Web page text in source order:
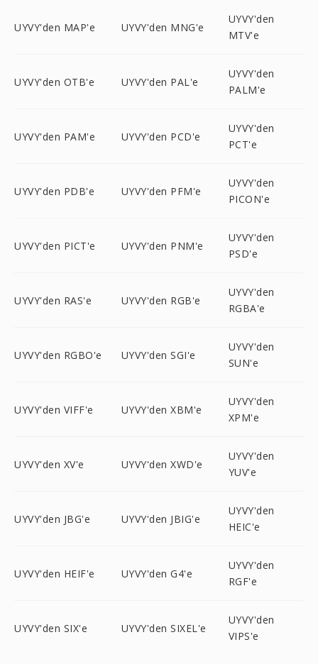
UYVY'den MAP'e UYVY'den MNG'e
UYVY'den
MTV'e
UYVY'den OTB'e UYVY'den PAL'e
UYVY'den
PALM'e
UYVY'den PAM'e UYVY'den PCD'e
UYVY'den
PCT'e
UYVY'den PDB'e UYVY'den PFM'e
UYVY'den
PICON'e
UYVY'den PICT'e UYVY'den PNM'e
UYVY'den
PSD'e
UYVY'den RAS'e UYVY'den RGB'e
UYVY'den
RGBA'e
UYVY'den RGBO'e UYVY'den SGI'e
UYVY'den
SUN'e
UYVY'den VIFF'e UYVY'den XBM'e
UYVY'den
XPM'e
UYVY'den XV'e UYVY'den XWD'e
UYVY'den
YUV'e
UYVY'den JBG'e UYVY'den JBIG'e
UYVY'den
HEIC'e
UYVY'den HEIF'e UYVY'den G4'e
UYVY'den
RGF'e
UYVY'den SIX'e UYVY'den SIXEL'e
UYVY'den
VIPS'e